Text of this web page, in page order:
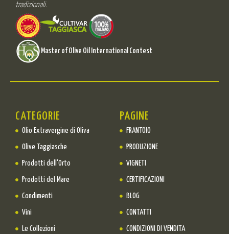
tradizionali.
Master of Olive Oil International Contest
CATEGORIE
Olio Extravergine di Oliva
Olive Taggiasche
Prodotti dell'Orto
Prodotti del Mare
Condimenti
Vini
Le Collezioni
PAGINE
FRANTOIO
PRODUZIONE
VIGNETI
CERTIFICAZIONI
BLOG
CONTATTI
CONDIZIONI DI VENDITA